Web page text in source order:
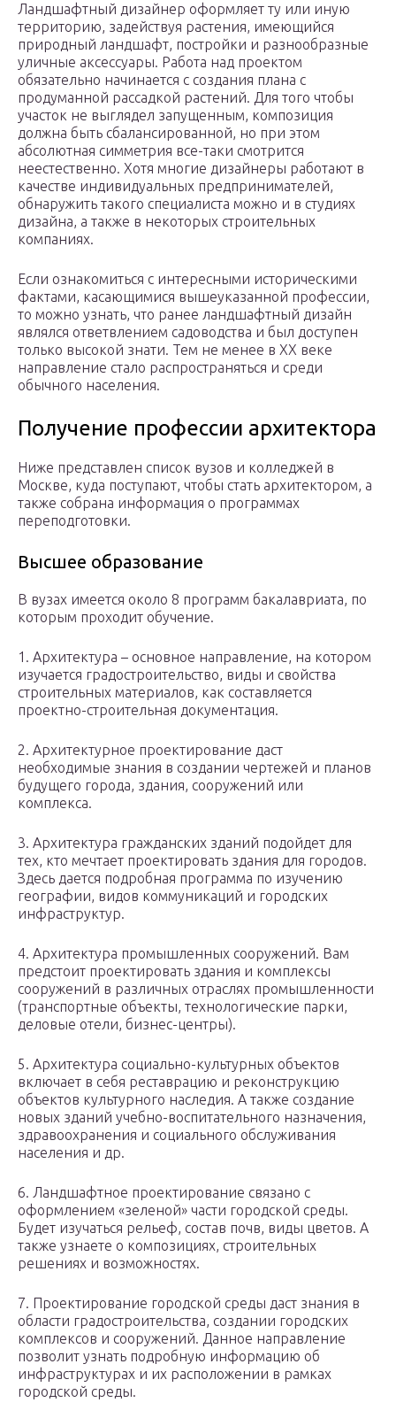
Ландшафтный дизайнер оформляет ту или иную
территорию, задействуя растения, имеющийся
природный ландшафт, постройки и разнообразные
уличные аксессуары. Работа над проектом
обязательно начинается с создания плана с
продуманной рассадкой растений. Для того чтобы
участок не выглядел запущенным, композиция
должна быть сбалансированной, но при этом
абсолютная симметрия все-таки смотрится
неестественно. Хотя многие дизайнеры работают в
качестве индивидуальных предпринимателей,
обнаружить такого специалиста можно и в студиях
дизайна, а также в некоторых строительных
компаниях.
Если ознакомиться с интересными историческими
фактами, касающимися вышеуказанной профессии,
то можно узнать, что ранее ландшафтный дизайн
являлся ответвлением садоводства и был доступен
только высокой знати. Тем не менее в XX веке
направление стало распространяться и среди
обычного населения.
Получение профессии архитектора
Ниже представлен список вузов и колледжей в
Москве, куда поступают, чтобы стать архитектором, а
также собрана информация о программах
переподготовки.
Высшее образование
В вузах имеется около 8 программ бакалавриата, по
которым проходит обучение.
1. Архитектура – основное направление, на котором
изучается градостроительство, виды и свойства
строительных материалов, как составляется
проектно-строительная документация.
2. Архитектурное проектирование даст
необходимые знания в создании чертежей и планов
будущего города, здания, сооружений или
комплекса.
3. Архитектура гражданских зданий подойдет для
тех, кто мечтает проектировать здания для городов.
Здесь дается подробная программа по изучению
географии, видов коммуникаций и городских
инфраструктур.
4. Архитектура промышленных сооружений. Вам
предстоит проектировать здания и комплексы
сооружений в различных отраслях промышленности
(транспортные объекты, технологические парки,
деловые отели, бизнес-центры).
5. Архитектура социально-культурных объектов
включает в себя реставрацию и реконструкцию
объектов культурного наследия. А также создание
новых зданий учебно-воспитательного назначения,
здравоохранения и социального обслуживания
населения и др.
6. Ландшафтное проектирование связано с
оформлением «зеленой» части городской среды.
Будет изучаться рельеф, состав почв, виды цветов. А
также узнаете о композициях, строительных
решениях и возможностях.
7. Проектирование городской среды даст знания в
области градостроительства, создании городских
комплексов и сооружений. Данное направление
позволит узнать подробную информацию об
инфраструктурах и их расположении в рамках
городской среды.